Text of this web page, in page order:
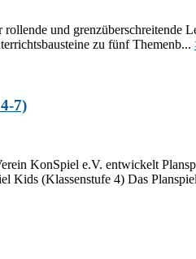
und
zu fünf Themenb...
7)
KonSpiel e.V. entwickelt
Kids (Klassenstufe 4) Das